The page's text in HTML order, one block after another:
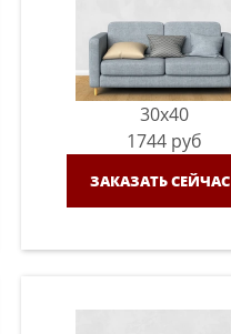
30x40
1744 руб
ЗАКАЗАТЬ СЕЙЧАС